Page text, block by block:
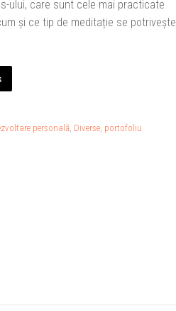
ului, care sunt cele mai practicate
și ce tip de meditație se potrivește
personală, Diverse, portofoliu